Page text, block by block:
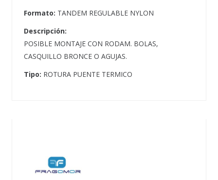
Formato: TANDEM REGULABLE NYLON
Descripción:
POSIBLE MONTAJE CON RODAM. BOLAS,
CASQUILLO BRONCE O AGUJAS.
Tipo: ROTURA PUENTE TERMICO